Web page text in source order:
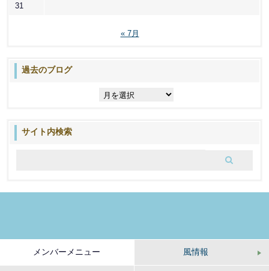
31
« 7月
過去のブログ
サイト内検索
メンバーメニュー 風情報